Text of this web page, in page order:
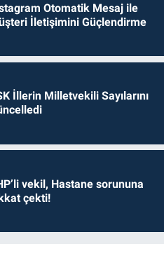
Otomatik Mesaj ile
İletişimini Güçlendirme
İllerin Milletvekili Sayılarını
vekil, Hastane sorununa
çekti!